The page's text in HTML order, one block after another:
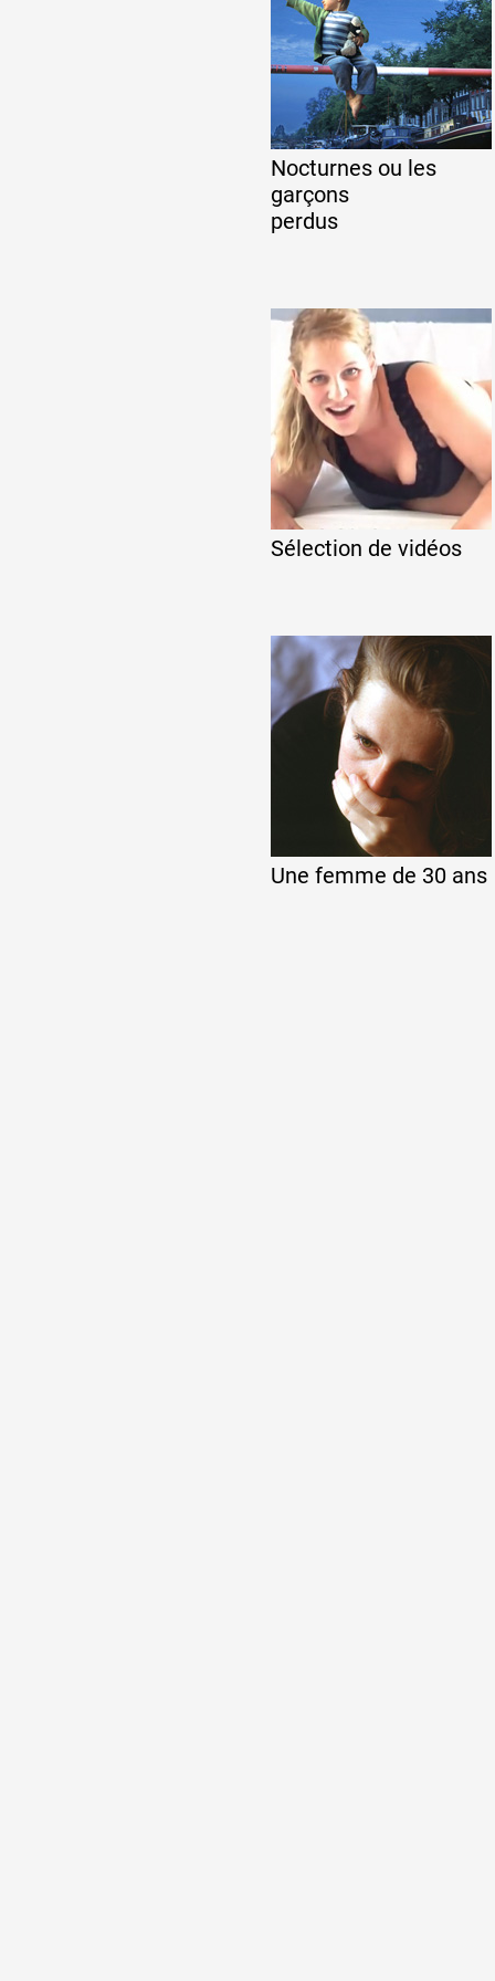
Formation
Événements
1% œuvres
Réseau
Année par année
Collection vidéos
Candidater
Nocturnes ou les
garçons
perdus
Sélection de vidéos
Une femme de 30 ans